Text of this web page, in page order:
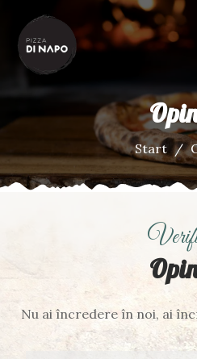
Start
Nu ai încredere în noi, ai